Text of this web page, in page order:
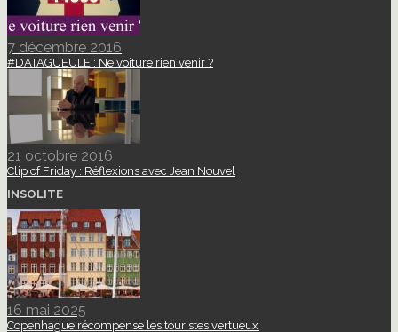
7 décembre 2016
#DATAGUEULE : Ne voiture rien venir ?
21 octobre 2016
Clip of Friday : Réflexions avec Jean Nouvel
INSOLITE
16 mai 2025
Copenhague récompense les touristes vertueux